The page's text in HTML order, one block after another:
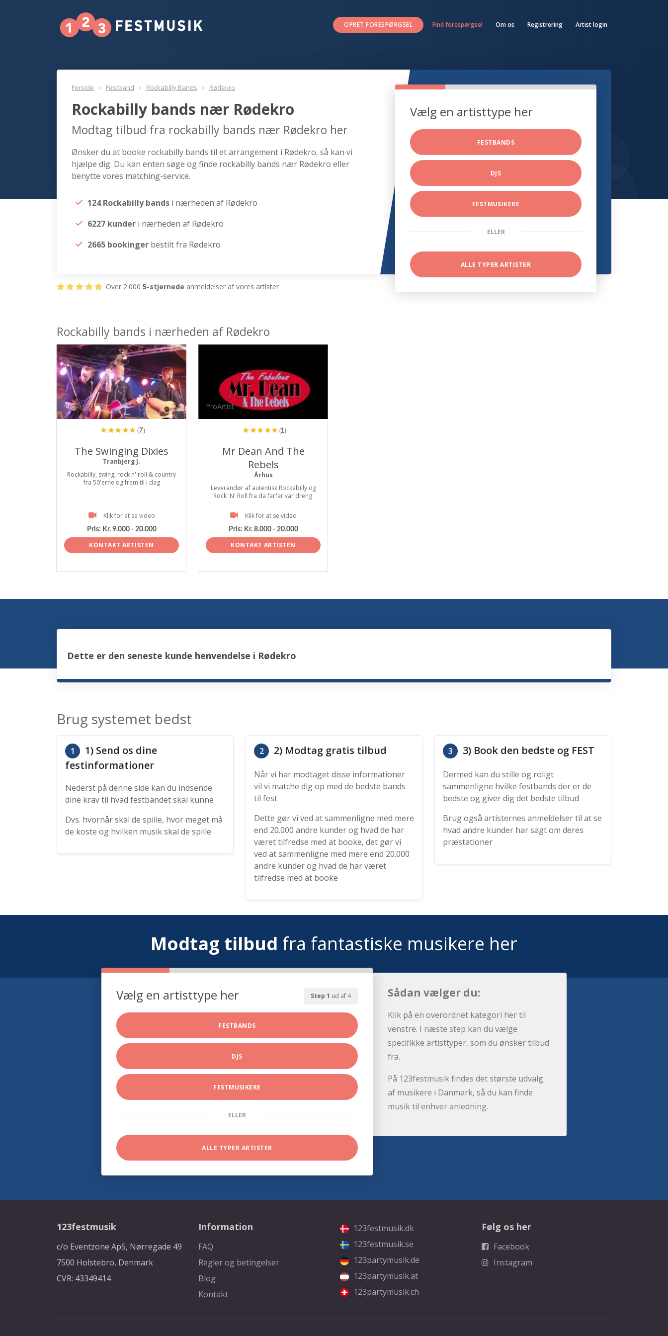
OPRET FORESPØRGSEL Find forespørgsel Om os Registrering Artist login
Forside Festband Rockabilly Bands Rødekro
Rockabilly bands nær Rødekro
Modtag tilbud fra rockabilly bands nær Rødekro her
Ønsker du at booke rockabilly bands til et arrangement i Rødekro, så kan vi
hjælpe dig. Du kan enten søge og finde rockabilly bands nær Rødekro eller
benytte vores matching-service.
124 Rockabilly bands i nærheden af Rødekro
6227 kunder i nærheden af Rødekro
2665 bookinger bestilt fra Rødekro
Vælg en artisttype her
FESTBANDS
DJS
FESTMUSIKERE
ELLER
ALLE TYPER ARTISTER
Over 2.000 5-stjernede anmeldelser af vores artister
Rockabilly bands i nærheden af Rødekro
ProArtist
(7)
The Swinging Dixies
Tranbjerg J.
Rockabilly, swing, rock n' roll & country
fra 50'erne og frem til i dag
Klik for at se video
Pris: Kr. 9.000 - 20.000
KONTAKT ARTISTEN
ProArtist
(1)
Mr Dean And The
Rebels
Århus
Leverandør af autentisk Rockabilly og
Rock 'N' Roll fra da farfar var dreng.
Klik for at se video
Pris: Kr. 8.000 - 20.000
KONTAKT ARTISTEN
Dette er den seneste kunde henvendelse i Rødekro
Brug systemet bedst
1
1) Send os dine
festinformationer
Nederst på denne side kan du indsende
dine krav til hvad festbandet skal kunne
Dvs. hvornår skal de spille, hvor meget må
de koste og hvilken musik skal de spille
2 2) Modtag gratis tilbud
Når vi har modtaget disse informationer
vil vi matche dig op med de bedste bands
til fest
Dette gør vi ved at sammenligne med mere
end 20.000 andre kunder og hvad de har
været tilfredse med at booke, det gør vi
ved at sammenligne med mere end 20.000
andre kunder og hvad de har været
tilfredse med at booke
3 3) Book den bedste og FEST
Dermed kan du stille og roligt
sammenligne hvilke festbands der er de
bedste og giver dig det bedste tilbud
Brug også artisternes anmeldelser til at se
hvad andre kunder har sagt om deres
præstationer
Modtag tilbud fra fantastiske musikere her
Step 1 ud af 4
Vælg en artisttype her
FESTBANDS
DJS
FESTMUSIKERE
ELLER
ALLE TYPER ARTISTER
Sådan vælger du:
Klik på en overordnet kategori her til
venstre. I næste step kan du vælge
specifikke artisttyper, som du ønsker tilbud
fra.
På 123festmusik findes det største udvalg
af musikere i Danmark, så du kan finde
musik til enhver anledning.
123festmusik
c/o Eventzone ApS, Nørregade 49
7500 Holstebro, Denmark
CVR: 43349414
Information
FAQ
Regler og betingelser
Blog
Kontakt
123festmusik.dk
123festmusik.se
123partymusik.de
123partymusik.at
123partymusik.ch
Følg os her
Facebook
Instagram